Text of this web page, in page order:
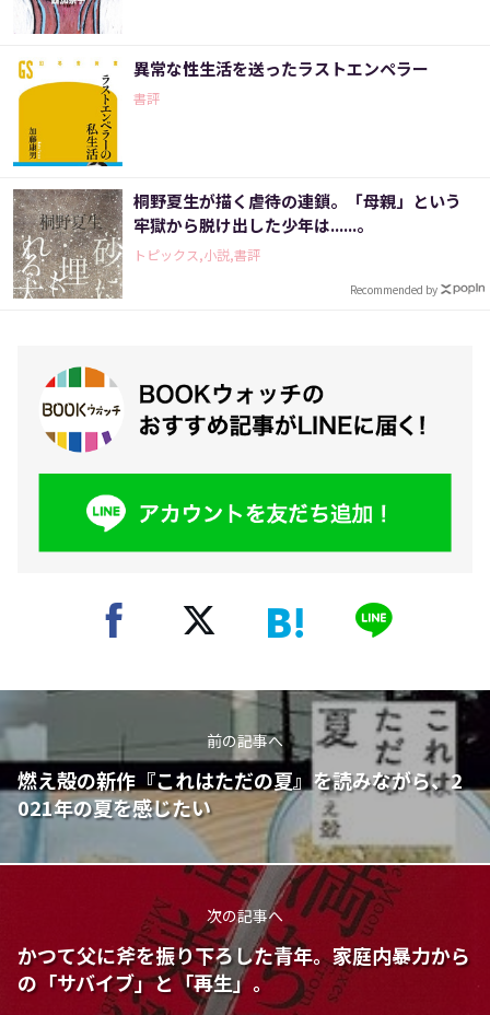
異常な性生活を送ったラストエンペラー
書評
桐野夏生が描く虐待の連鎖。「母親」という
牢獄から脱け出した少年は......。
トピックス,小説,書評
Recommended by
前の記事へ
燃え殻の新作『これはただの夏』を読みながら、2
021年の夏を感じたい
次の記事へ
かつて父に斧を振り下ろした青年。家庭内暴力から
の「サバイブ」と「再生」。